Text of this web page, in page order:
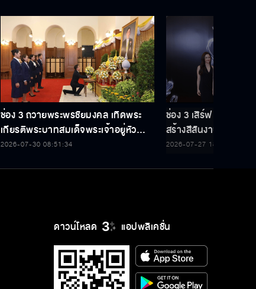
ช่อง 3 ถวายพระพรชัยมงคล เทิดพระ
เกียรติพระบาทสมเด็จพระเจ้าอยู่หัว
เนื่องในโอกาสวันเฉลิมพระชนมพรรษา
2026-07-30 08:51:34
ช่อง 3 เสิร์ฟ 5 นักแสด
สร้างสีสันงานประกาศ
THAILAND Y
2026-07-27 18:35:22
ดาวน์โหลด แอปพลิเคชั่น